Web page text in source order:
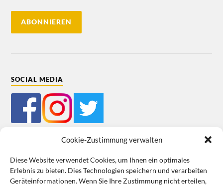
Cookie-Zustimmung verwalten
Diese Website verwendet Cookies, um Ihnen ein optimales
Erlebnis zu bieten. Dies Technologien speichern und verarbeiten
Geräteinformationen. Wenn Sie Ihre Zustimmung nicht erteilen,
SOCIAL MEDIA
Mein Bestellkonto Kundeninformationen Datenschutz